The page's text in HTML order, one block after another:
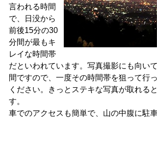
言われる時間
で、日没から
前後15分の30
分間が最もキ
レイな時間帯
だといわれています。写真撮影にも向いて
間ですので、一度その時間帯を狙って行っ
ください。きっとステキな写真が取れると
す。
車でのアクセスも簡単で、山の中腹に駐車